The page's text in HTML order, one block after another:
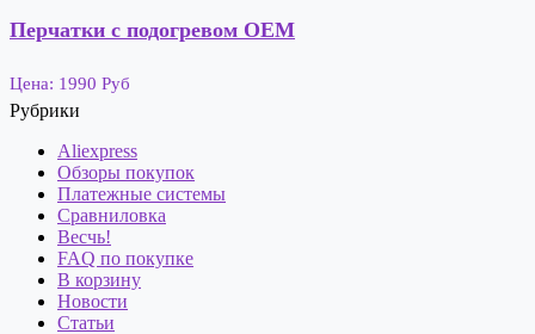
Перчатки с подогревом OEM
Цена: 1990 Руб
Рубрики
Aliexpress
Обзоры покупок
Платежные системы
Сравниловка
Весчь!
FAQ по покупке
В корзину
Новости
Статьи